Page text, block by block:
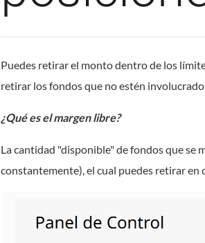
Puedes retirar el monto dentro de los
retirar los fondos que no estén
¿Qué es el margen libre?
La cantidad "disponible" de fondos que se
constantemente), el cual puedes retirar en